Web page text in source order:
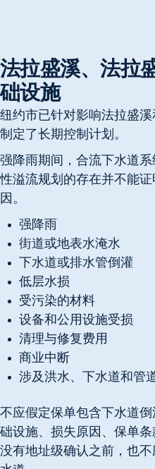
法拉盛溪、法拉
础设施
纽约市已针对影响法拉盛
制定了长期控制计划。
强降雨期间，合流下水道
性溢流规划的存在并不能
因。
强降雨
街道或地表水淹水
下水道或排水管倒灌
低层水损
受污染的材料
设备和公用设施受损
清理与修复费用
商业中断
涉及洪水、下水道和管
不应假定保单包含下水道
础设施、损失原因、保单
没有地址级确认之前，也